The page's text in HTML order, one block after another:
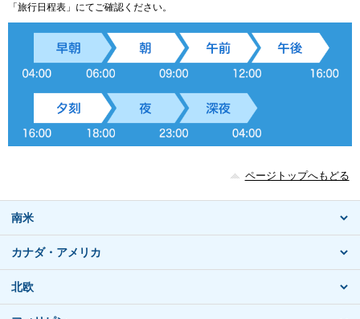
「旅行日程表」にてご確認ください。
ページトップへもどる
南米
カナダ・アメリカ
北欧